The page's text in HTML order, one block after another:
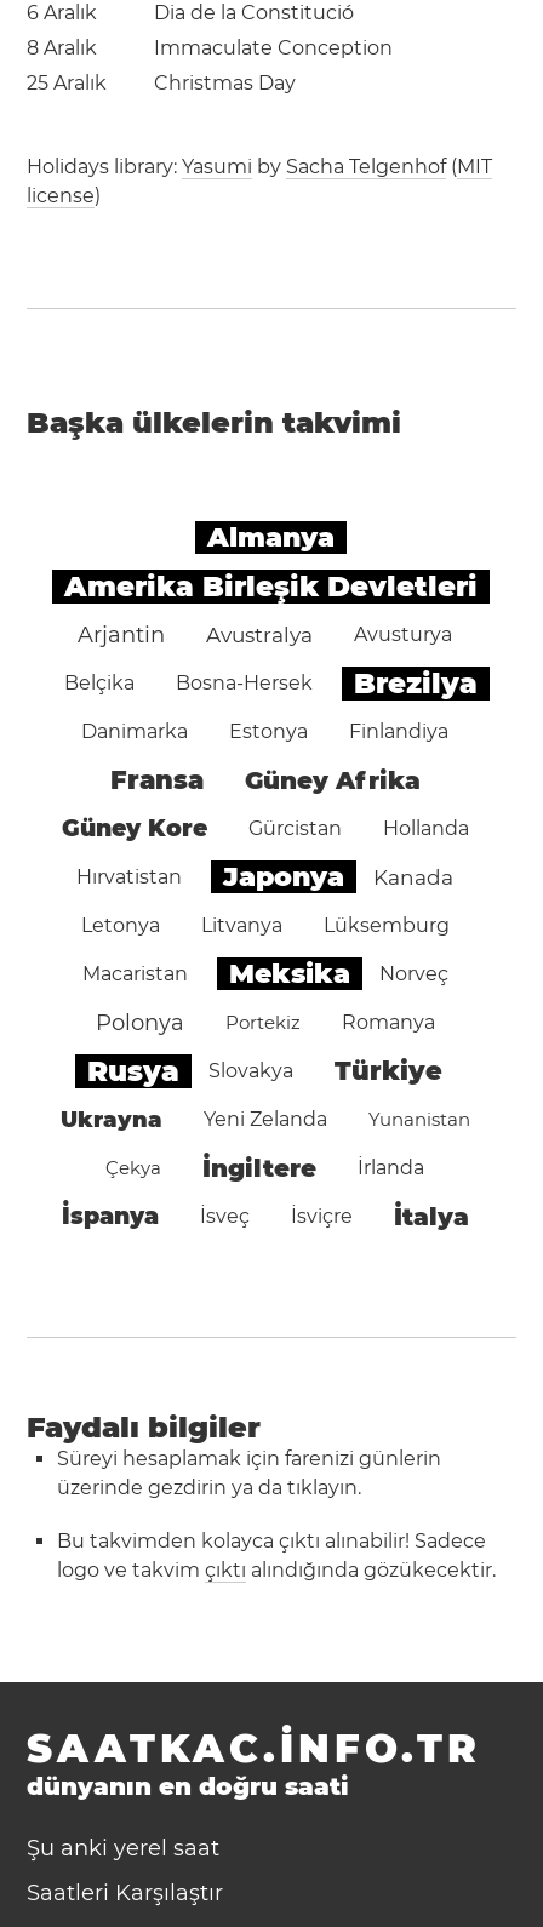
6 Aralık
Dia de la Constitució
8 Aralık
Immaculate Conception
25 Aralık
Christmas Day
Holidays library:Yasumi by Sacha Telgenhof(MIT
license)
Başka ülkelerin takvimi
Almanya
Amerika Birleşik Devletleri
Arjantin Avustralya Avusturya
Belçika Bosna-Hersek Brezilya
Danimarka Estonya Finlandiya
Fransa Güney Afrika
Güney Kore Gürcistan Hollanda
Hırvatistan Japonya Kanada
Letonya Litvanya Lüksemburg
Macaristan Meksika Norveç
Polonya Portekiz Romanya
Rusya Slovakya Türkiye
Ukrayna Yeni Zelanda Yunanistan
Çekya İngiltere İrlanda
İspanya İsveç İsviçre İtalya
Faydalı bilgiler
Süreyi hesaplamak için farenizi günlerin
üzerinde gezdirin ya da tıklayın.
Bu takvimden kolayca çıktı alınabilir! Sadece
logo ve takvimçıktı alındığında gözükecektir.
SAATKAC.INFO.TR
dünyanın en doğru saati
Şu anki yerel saat
Saatleri Karşılaştır